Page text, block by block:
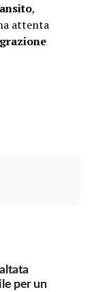
,
attenta
per un